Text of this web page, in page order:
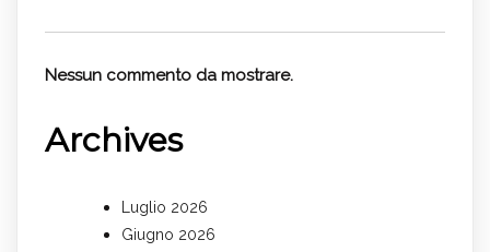
Nessun commento da mostrare.
Archives
Luglio 2026
Giugno 2026